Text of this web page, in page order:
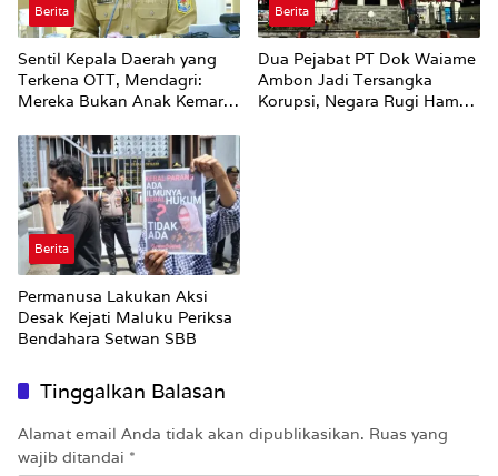
Berita
Sentil Kepala Daerah yang
Terkena OTT, Mendagri:
Mereka Bukan Anak Kemarin
Berita
Dua Pejabat PT Dok Waiame
Ambon Jadi Tersangka
Korupsi, Negara Rugi Hampir
Berita
Permanusa Lakukan Aksi
Desak Kejati Maluku Periksa
Bendahara Setwan SBB
Tinggalkan Balasan
Alamat email Anda tidak akan dipublikasikan. Ruas yang
wajib ditandai *